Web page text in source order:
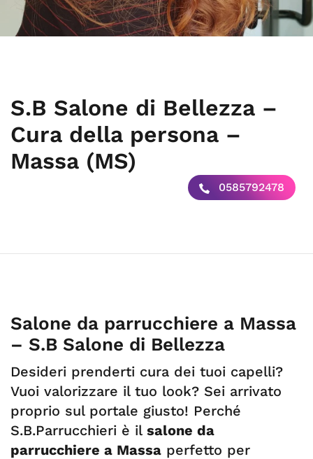
S.B Salone di Bellezza –
Cura della persona –
Massa (MS)
0585792478
Salone da parrucchiere a Massa
– S.B Salone di Bellezza
Desideri prenderti cura dei tuoi capelli?
Vuoi valorizzare il tuo look? Sei arrivato
proprio sul portale giusto! Perché
S.B.Parrucchieri è il salone da
parrucchiere a Massa perfetto per